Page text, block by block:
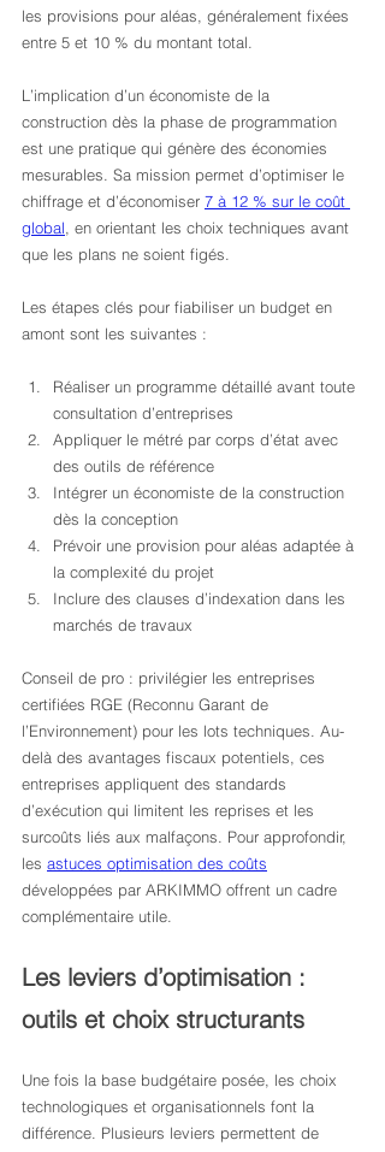
les provisions pour aléas, généralement fixées
entre 5 et 10 % du montant total.
L’implication d’un économiste de la
construction dès la phase de programmation
est une pratique qui génère des économies
mesurables. Sa mission permet d’optimiser le
chiffrage et d’économiser 7 à 12 % sur le coût
global , en orientant les choix techniques avant
que les plans ne soient figés.
Les étapes clés pour fiabiliser un budget en
amont sont les suivantes :
Réaliser un programme détaillé avant toute
consultation d’entreprises
Appliquer le métré par corps d’état avec
des outils de référence
Intégrer un économiste de la construction
dès la conception
Prévoir une provision pour aléas adaptée à
la complexité du projet
Inclure des clauses d’indexation dans les
marchés de travaux
Conseil de pro : privilégier les entreprises
certifiées RGE (Reconnu Garant de
l’Environnement) pour les lots techniques. Au-
delà des avantages fiscaux potentiels, ces
entreprises appliquent des standards
d’exécution qui limitent les reprises et les
surcoûts liés aux malfaçons. Pour approfondir,
les astuces optimisation des coûts
développées par ARKIMMO offrent un cadre
complémentaire utile.
Les leviers d’optimisation :
outils et choix structurants
Une fois la base budgétaire posée, les choix
technologiques et organisationnels font la
différence. Plusieurs leviers permettent de